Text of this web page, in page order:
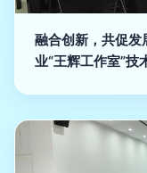
融合创新，共促
业“王辉工作室”技